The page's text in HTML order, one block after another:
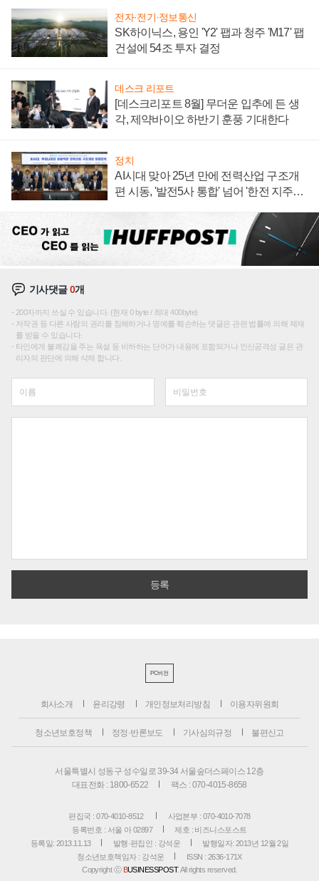
전자·전기·정보통신
SK하이닉스, 용인 'Y2' 팹과 청주 'M17' 팹
건설에 54조 투자 결정
데스크 리포트
[데스크리포트 8월] 무더운 입추에 든 생
각, 제약바이오 하반기 훈풍 기대한다
정치
AI시대 맞아 25년 만에 전력산업 구조개
편 시동, '발전5사 통합' 넘어 '한전 지주사'
기사댓글0개
200자까지 쓰실 수 있습니다. (현재 0 byte / 최대 400byte)
저작권 등 다른 사람의 권리를 침해하거나 명예를 훼손하는 댓글은 관련 법률에 의해 제재
를 받을 수 있습니다.
타인에게 불쾌감을 주는 욕설 등 비하하는 단어가 내용에 포함되거나 인신공격성 글은 관
리자의 판단에 의해 삭제 합니다.
PC버전
회사소개 윤리강령 개인정보처리방침 이용자위원회
청소년보호정책 정정·반론보도 기사심의규정 불편신고
서울특별시 성동구 성수일로 39-34 서울숲더스페이스 12층
대표전화 : 1800-6522
팩스 : 070-4015-8658
편집국 : 070-4010-8512
사업본부 : 070-4010-7078
등록번호 : 서울 아 02897
제호 : 비즈니스포스트
등록일: 2013.11.13
발행·편집인 : 강석운
발행일자: 2013년 12월 2일
청소년보호책임자 : 강석운
ISSN : 2636-171X
Copyright ⓒ BUSINESSPOST. All rights reserved.